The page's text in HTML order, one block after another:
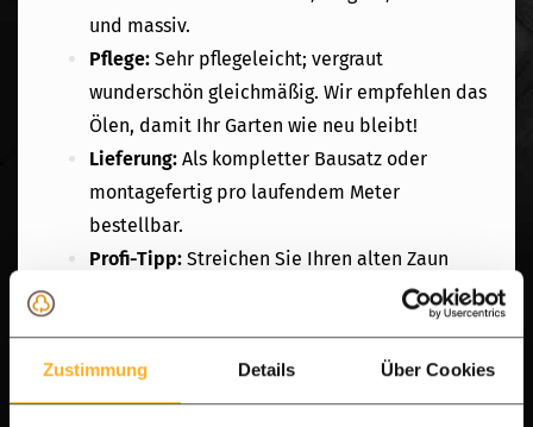
Zustimmung Details Über Cookies
und massiv.
Pflege: Sehr pflegeleicht; vergraut
wunderschön gleichmäßig. Wir empfehlen das
Ölen, damit Ihr Garten wie neu bleibt!
Lieferung: Als kompletter Bausatz oder
montagefertig pro laufendem Meter
bestellbar.
Profi-Tipp: Streichen Sie Ihren alten Zaun
zuerst schwarz. So heben sich die neuen
Leisten noch stärker ab und Sie erhalten eine
elegante Schattenbildung zwischen den